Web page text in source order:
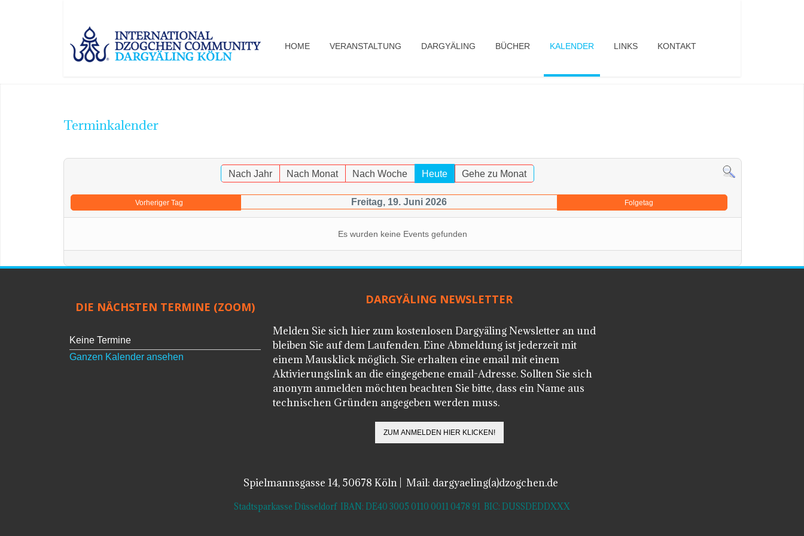
HOME VERANSTALTUNG DARGYÄLING BÜCHER KALENDER LINKS KONTAKT
Terminkalender
Nach Jahr Nach Monat Nach Woche Heute Gehe zu Monat
Vorheriger Tag Freitag, 19. Juni 2026 Folgetag
Es wurden keine Events gefunden
DIE NÄCHSTEN TERMINE (ZOOM)
Keine Termine
Ganzen Kalender ansehen
DARGYÄLING NEWSLETTER
Melden Sie sich hier zum kostenlosen Dargyäling Newsletter an und
bleiben Sie auf dem Laufenden. Eine Abmeldung ist jederzeit mit
einem Mausklick möglich. Sie erhalten eine email mit einem
Aktivierungslink an die eingegebene email-Adresse. Sollten Sie sich
anonym anmelden möchten beachten Sie bitte, dass ein Name aus
technischen Gründen angegeben werden muss.
Spielmannsgasse 14, 50678 Köln | Mail: dargyaeling(a)dzogchen.de
Stadtsparkasse Düsseldorf IBAN: DE40 3005 0110 0011 0478 91 BIC: DUSSDEDDXXX